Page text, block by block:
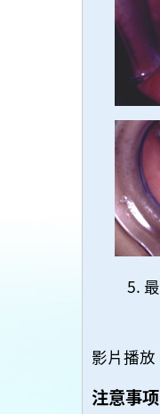
影片播放
注意事项